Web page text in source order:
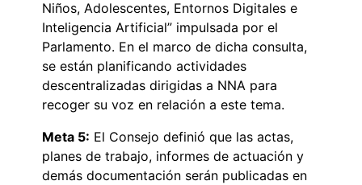
Niños, Adolescentes, Entornos Digitales e
Inteligencia Artificial” impulsada por el
Parlamento. En el marco de dicha consulta,
se están planificando actividades
descentralizadas dirigidas a NNA para
recoger su voz en relación a este tema.
Meta 5: El Consejo definió que las actas,
planes de trabajo, informes de actuación y
demás documentación serán publicadas en